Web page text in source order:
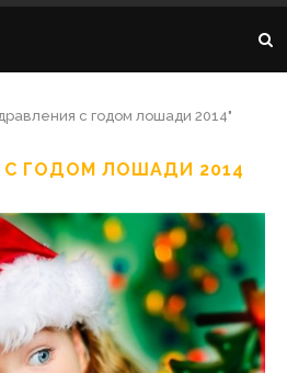
с годом лошади 2014"
С ГОДОМ ЛОШАДИ 2014